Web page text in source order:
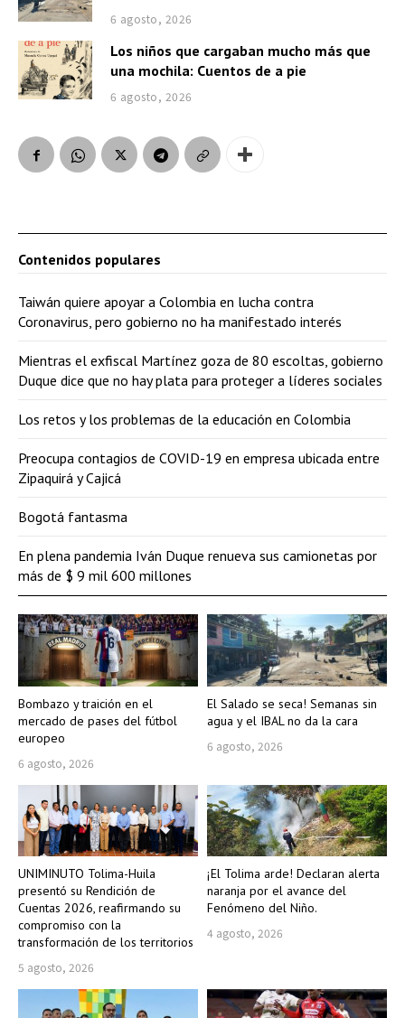
6 agosto, 2026
Los niños que cargaban mucho más que
una mochila: Cuentos de a pie
6 agosto, 2026
Bombazo y traición en el
mercado de pases del fútbol
europeo
6 agosto, 2026
El Salado se seca! Semanas sin
agua y el IBAL no da la cara
6 agosto, 2026
UNIMINUTO Tolima-Huila
presentó su Rendición de
Cuentas 2026, reafirmando su
compromiso con la
transformación de los territorios
5 agosto, 2026
¡El Tolima arde! Declaran alerta
naranja por el avance del
Fenómeno del Niño.
4 agosto, 2026
Contenidos populares
Taiwán quiere apoyar a Colombia en lucha contra
Coronavirus, pero gobierno no ha manifestado interés
Mientras el exfiscal Martínez goza de 80 escoltas, gobierno
Duque dice que no hay plata para proteger a líderes sociales
Los retos y los problemas de la educación en Colombia
Preocupa contagios de COVID-19 en empresa ubicada entre
Zipaquirá y Cajicá
Bogotá fantasma
En plena pandemia Iván Duque renueva sus camionetas por
más de $ 9 mil 600 millones